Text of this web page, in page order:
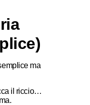
ma
il riccio…